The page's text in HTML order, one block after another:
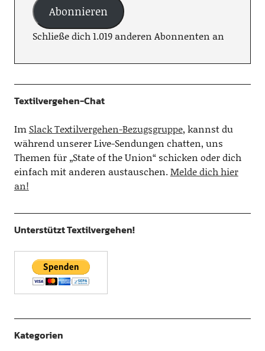
Abonnieren
Schließe dich 1.019 anderen Abonnenten an
Textilvergehen-Chat
Im Slack Textilvergehen-Bezugsgruppe, kannst du
während unserer Live-Sendungen chatten, uns
Themen für „State of the Union“ schicken oder dich
einfach mit anderen austauschen.Melde dich hier
an!
Unterstützt Textilvergehen!
Kategorien